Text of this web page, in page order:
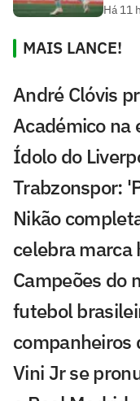
Há 11
MAIS LANCE!
André Clóvis
Académico na
Ídolo do
Trabzonspor:
Nikão
celebra marca
Campeões do
futebol
companheiros
Vini Jr se